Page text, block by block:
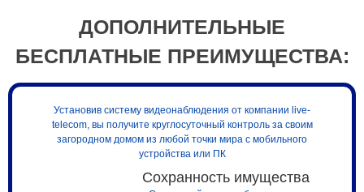
ДОПОЛНИТЕЛЬНЫЕ
БЕСПЛАТНЫЕ ПРЕИМУЩЕСТВА:
Установив систему видеонаблюдения от компании live-
telecom, вы получите круглосуточный контроль за своим
загородном домом из любой точки мира с мобильного
устройства или ПК
Сохранность имущества